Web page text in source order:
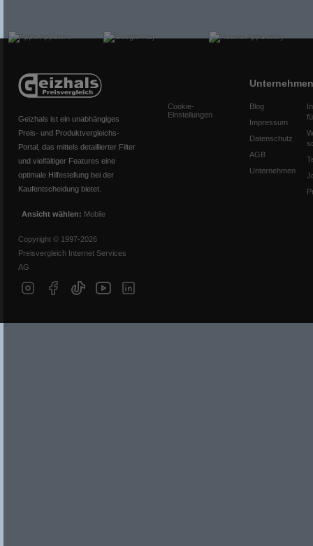
Geizhals ist ein unabhängiges
Preis- und Produktvergleichs-
Portal, das mittels detaillierter Filter
und vielfältiger Features eine
optimale Hilfestellung bei der
Kaufentscheidung bietet.
Ansicht wählen: Mobile
Copyright © 1997-2026
Preisvergleich Internet Services
AG
Cookie-
Einstellungen
Unternehmen
Blog
Impressum
Datenschutz
AGB
Unternehmen